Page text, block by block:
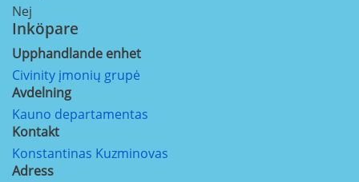
Nej
Inköpare
Upphandlande enhet
Civinity įmonių grupė
Avdelning
Kauno departamentas
Kontakt
Konstantinas Kuzminovas
Adress